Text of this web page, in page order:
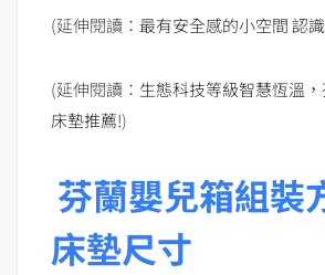
(延伸閱讀： 最有安全感的小空間 認
(延伸閱讀： 生態科技等級智慧恆溫
床墊推薦!)
芬蘭嬰兒箱組裝
床墊尺寸